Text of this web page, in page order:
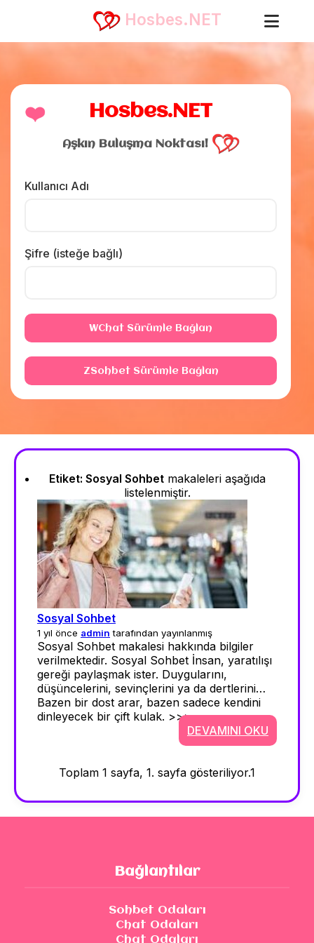
Hosbes.NET
❤️ Hosbes.NET
Aşkın Buluşma Noktası!
Kullanıcı Adı
Şifre (isteğe bağlı)
WChat Sürümle Bağlan
ZSohbet Sürümle Bağlan
Etiket: Sosyal Sohbetmakaleleri aşağıda
listelenmiştir.
Sosyal Sohbet
1 yıl önce admin tarafından yayınlanmış
Sosyal Sohbet makalesi hakkında bilgiler
verilmektedir. Sosyal Sohbet İnsan, yaratılışı
gereği paylaşmak ister. Duygularını,
düşüncelerini, sevinçlerini ya da dertlerini…
Bazen bir dost arar, bazen sadece kendini
dinleyecek bir çift kulak. >>>
DEVAMINI OKU
Toplam 1 sayfa, 1. sayfa gösteriliyor.1
Bağlantılar
Sohbet Odaları
Chat Odaları
Chat Odaları